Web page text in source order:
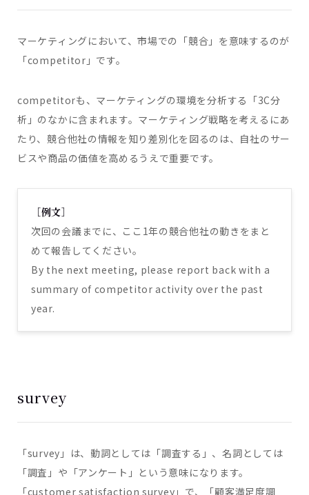
マーケティングにおいて、市場での「競合」を意味するのが
「competitor」です。
competitorも、マーケティングの環境を分析する「3C分
析」のなかに含まれます。マーケティング戦略を考えるにあ
たり、競合他社の情報を知り差別化を図るのは、自社のサー
ビスや商品の価値を高めるうえで重要です。
［例文］
次回の会議までに、ここ1年の競合他社の動きをまと
めて報告してください。
By the next meeting, please report back with a
summary of competitor activity over the past
year.
survey
「survey」は、動詞としては「調査する」、名詞としては
「調査」や「アンケート」という意味になります。
「customer satisfaction survey」で、「顧客満足度調